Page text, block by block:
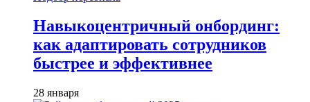
Навыкоцентричный онбординг:
как адаптировать сотрудников
быстрее и эффективнее
28 января